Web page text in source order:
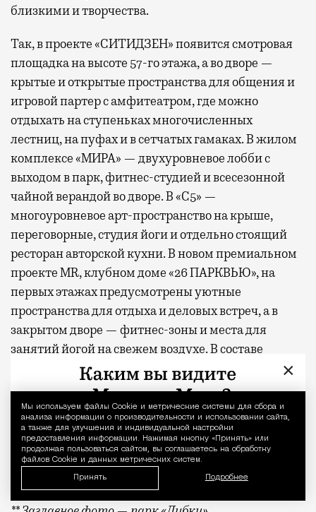
Уведомление
Мы используем файлы Сookie и метрические системы для сбора и
анализа информации о производительности и использовании сайта,
а также для улучшения и индивидуальной настройки
предоставления информации. Нажимая кнопку «Принять» или
продолжая пользоваться сайтом, вы соглашаетесь на обработку
файлов Cookie и данных метрических систем.
Принять Подробнее
близкими и творчества.
Так, в проекте «СИТИДЗЕН» появится смотровая
площадка на высоте 57-го этажа, а во дворе —
крытые и открытые пространства для общения и
игровой партер с амфитеатром, где можно
отдыхать на ступеньках многочисленных
лестниц, на пуфах и в сетчатых гамаках. В жилом
комплексе «МИРА» — двухуровневое лобби с
выходом в парк, фитнес-студией и всесезонной
чайной верандой во дворе. В «С5» —
многоуровневое арт-пространство на крыше,
переговорные, студия йоги и отдельно стоящий
ресторан авторской кухни. В новом премиальном
проекте MR, клубном доме «26 ПАРКВЬЮ», на
первых этажах предусмотрены уютные
пространства для отдыха и деловых встреч, а в
закрытом дворе — фитнес-зоны и места для
занятий йогой на свежем воздухе. В составе
проектов «СЕТ» и «Веер»появитсяпервая в Москве
экотропа, встроенная в состав жилых комплексов,
гастрокластер, состоящий из восьми ресторанов и
20 фуд-корнеров, а также спортивный комплекс с
бассейном.
* По данным опроса MR Analytics
×